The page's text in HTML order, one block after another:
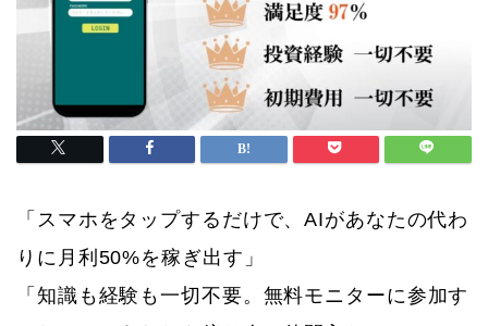
「スマホをタップするだけで、AIがあなたの代わ
りに月利50%を稼ぎ出す」
「知識も経験も一切不要。無料モニターに参加す